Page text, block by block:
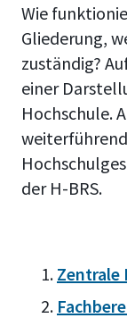
Wie
Gliederung,
zuständig?
einer
Hochschule.
der H-BRS.
Zentrale